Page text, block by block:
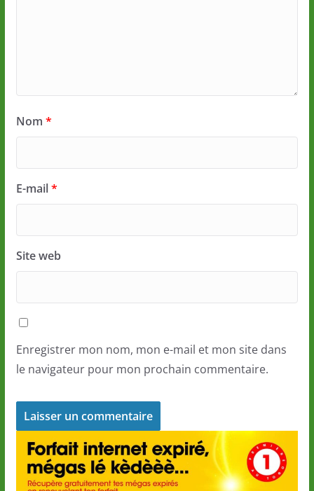
Nom *
E-mail*
Site web
Enregistrer mon nom, mon e-mail et mon site dans
le navigateur pour mon prochain commentaire.